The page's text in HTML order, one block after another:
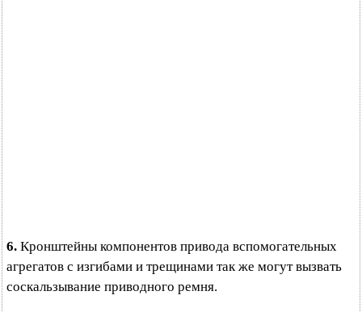
6. Кронштейны компонентов привода вспомогательных
агрегатов с изгибами и трещинами так же могут вызвать
соскальзывание приводного ремня.